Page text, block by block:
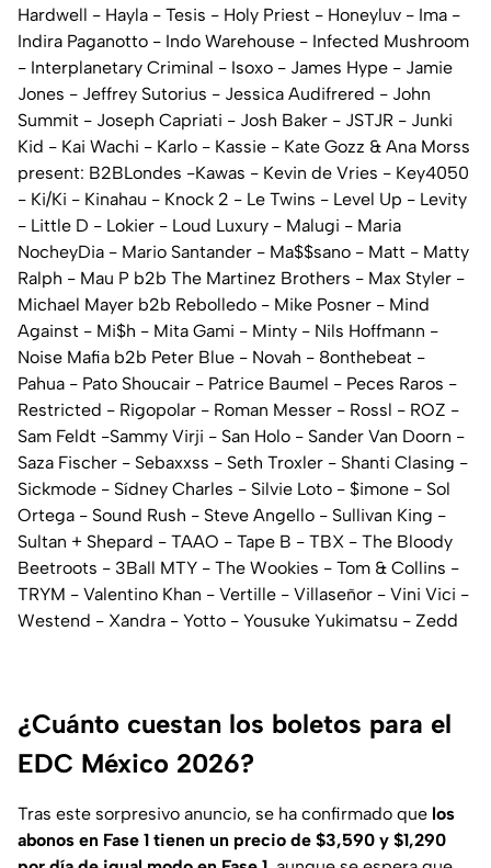
Hardwell - Hayla - Tesis - Holy Priest - Honeyluv - Ima -
Indira Paganotto - Indo Warehouse - Infected Mushroom
- Interplanetary Criminal - Isoxo - James Hype - Jamie
Jones - Jeffrey Sutorius - Jessica Audifrered - John
Summit - Joseph Capriati - Josh Baker - JSTJR - Junki
Kid - Kai Wachi - Karlo - Kassie - Kate Gozz & Ana Morss
present: B2BLondes -Kawas - Kevin de Vries - Key4050
- Ki/Ki - Kinahau - Knock 2 - Le Twins - Level Up - Levity
- Little D - Lokier - Loud Luxury - Malugi - Maria
NocheyDia - Mario Santander - Ma$$sano - Matt - Matty
Ralph - Mau P b2b The Martinez Brothers - Max Styler -
Michael Mayer b2b Rebolledo - Mike Posner - Mind
Against - Mi$h - Mita Gami - Minty - Nils Hoffmann -
Noise Mafia b2b Peter Blue - Novah - 8onthebeat -
Pahua - Pato Shoucair - Patrice Baumel - Peces Raros -
Restricted - Rigopolar - Roman Messer - Rossl - ROZ -
Sam Feldt -Sammy Virji - San Holo - Sander Van Doorn -
Saza Fischer - Sebaxxss - Seth Troxler - Shanti Clasing -
Sickmode - Sídney Charles - Silvie Loto - $imone - Sol
Ortega - Sound Rush - Steve Angello - Sullivan King -
Sultan + Shepard - TAAO - Tape B - TBX - The Bloody
Beetroots - 3Ball MTY - The Wookies - Tom & Collins -
TRYM - Valentino Khan - Vertille - Villaseñor - Vini Vici -
Westend - Xandra - Yotto - Yousuke Yukimatsu - Zedd
¿Cuánto cuestan los boletos para el
EDC México 2026?
Tras este sorpresivo anuncio, se ha confirmado que los
abonos en Fase 1 tienen un precio de $3,590 y $1,290